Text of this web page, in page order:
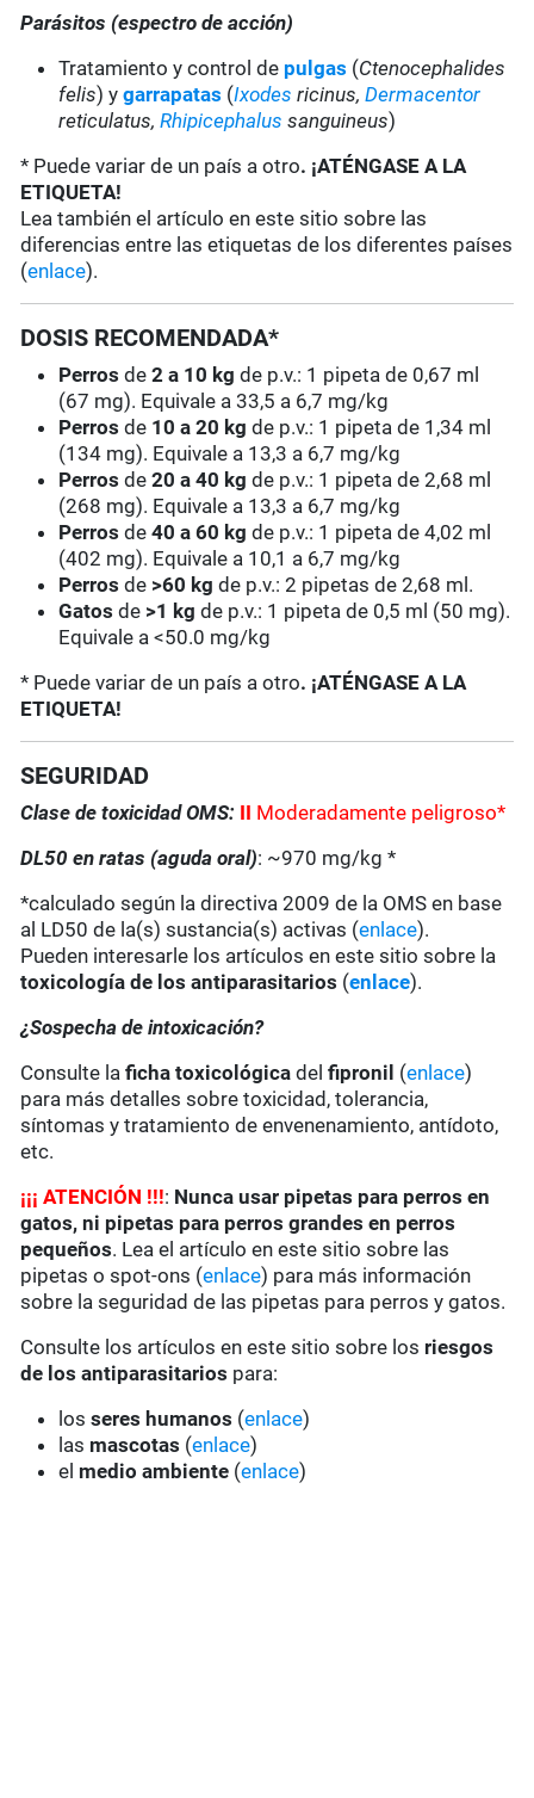
Parásitos (espectro de acción)
Tratamiento y control de pulgas (Ctenocephalides
felis) ygarrapatas (Ixodes ricinus,Dermacentor
reticulatus,Rhipicephalus sanguineus)
* Puede variar de un país a otro. ¡ATÉNGASE A LA
ETIQUETA!
Lea también el artículo en este sitio sobre las
diferencias entre las etiquetas de los diferentes países
(enlace).
DOSIS RECOMENDADA*
Perros de2 a 10 kgde p.v.: 1 pipeta de 0,67 ml
(67 mg). Equivale a 33,5 a 6,7 mg/kg
Perrosde 10 a 20 kg de p.v.: 1 pipeta de 1,34 ml
(134 mg). Equivale a 13,3 a 6,7 mg/kg
Perros de20 a 40 kg de p.v.: 1 pipeta de 2,68 ml
(268 mg). Equivale a 13,3 a 6,7 mg/kg
Perros de40 a 60 kg de p.v.: 1 pipeta de 4,02 ml
(402 mg). Equivale a 10,1 a 6,7 mg/kg
Perrosde >60 kg de p.v.: 2 pipetas de 2,68 ml.
Gatos de >1 kg de p.v.: 1 pipeta de 0,5 ml (50 mg).
Equivale a <50.0 mg/kg
* Puede variar de un país a otro. ¡ATÉNGASE A LA
ETIQUETA!
SEGURIDAD
Clase de toxicidad OMS: II Moderadamente peligroso*
DL50 en ratas (aguda oral): ~970 mg/kg *
*calculado según la directiva 2009 de la OMS en base
al LD50 de la(s) sustancia(s) activas (enlace).
Pueden interesarle los artículos en este sitio sobre la
toxicología de los antiparasitarios (enlace).
¿Sospecha de intoxicación?
Consulte laficha toxicológica delfipronil (enlace)
para más detalles sobre toxicidad, tolerancia,
síntomas y tratamiento de envenenamiento, antídoto,
etc.
¡¡¡ATENCIÓN !!!: Nunca usar pipetas para perros en
gatos, ni pipetas para perros grandes en perros
pequeños. Lea el artículo en este sitio sobre las
pipetas o spot-ons (enlace) para más información
sobre la seguridad de las pipetas para perros y gatos.
Consulte los artículos en este sitio sobre los riesgos
de los antiparasitarios para:
losseres humanos (enlace)
las mascotas (enlace)
el medio ambiente (enlace)